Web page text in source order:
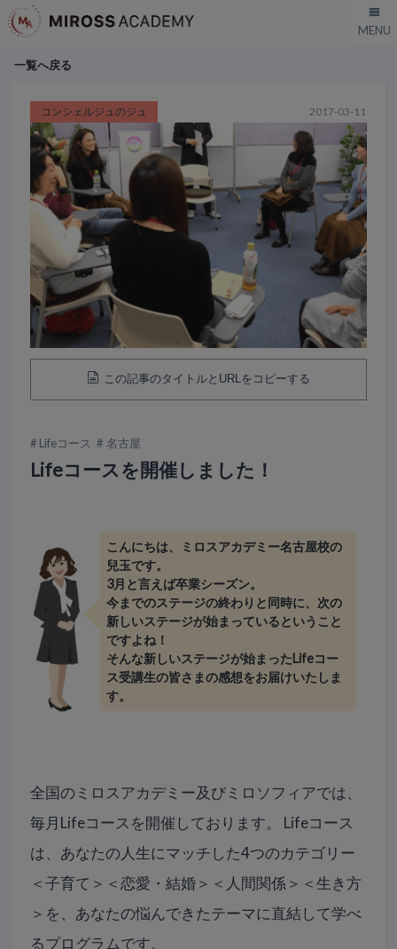
一覧へ戻る
2017-03-11
コンシェルジュのジュ
この記事のタイトルとURLをコピーする
Lifeコース 名古屋
Lifeコースを開催しました！
こんにちは、ミロスアカデミー名古屋校の
兒玉です。
3月と言えば卒業シーズン。
今までのステージの終わりと同時に、次の
新しいステージが始まっているということ
ですよね！
そんな新しいステージが始まったLifeコー
ス受講生の皆さまの感想をお届けいたしま
す。
全国のミロスアカデミー及びミロソフィアでは、
毎月Lifeコースを開催しております。 Lifeコース
は、あなたの人生にマッチした4つのカテゴリー
＜子育て＞＜恋愛・結婚＞＜人間関係＞＜生き方
＞を、あなたの悩んできたテーマに直結して学べ
るプログラムです。